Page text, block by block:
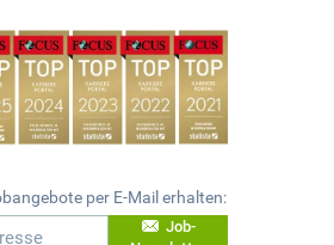
per E-Mail erhalten:
Job-